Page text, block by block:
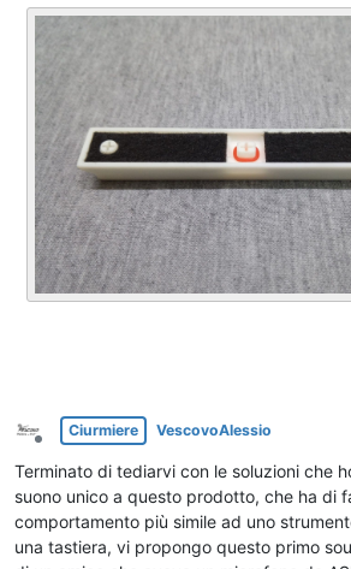
Non in linea
Ciurmiere VescovoAlessio
Terminato di tediarvi con le soluzioni che
suono unico a questo prodotto, che ha di
comportamento più simile ad uno
una tastiera, vi propongo questo primo